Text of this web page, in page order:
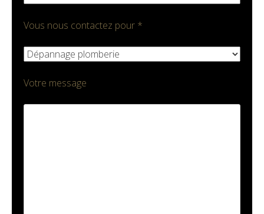
Vous nous contactez pour *
Votre message